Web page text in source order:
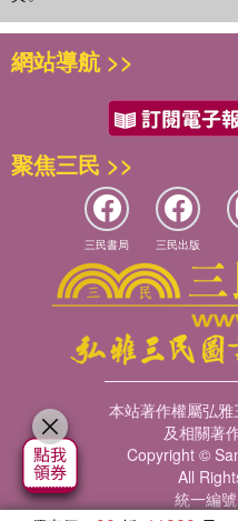
網站導航 >>
聚焦三民 >>
三民書局 三民出版
本站著作權屬弘
及相關著
Copyright ©
All
統一編